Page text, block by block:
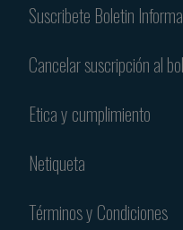
Suscribete Boletin
Cancelar suscripción al
Etica y cumplimiento
Netiqueta
Términos y Condiciones